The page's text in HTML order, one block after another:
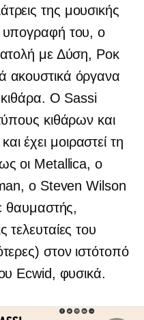
της μουσικής
υπογραφή του, ο
με Δύση, Ροκ
ακουστικά όργανα
κιθάρα. Ο Sassi
κιθάρων και
έχει μοιραστεί τη
οι Metallica, ο
ο Steven Wilson
θαυμαστής,
τελευταίες του
στον ιστότοπό
Ecwid, φυσικά.